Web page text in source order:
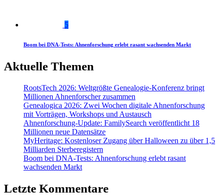
5
Boom bei DNA-Tests: Ahnenforschung erlebt rasant wachsenden Markt
Aktuelle Themen
RootsTech 2026: Weltgrößte Genealogie-Konferenz bringt
Millionen Ahnenforscher zusammen
Genealogica 2026: Zwei Wochen digitale Ahnenforschung
mit Vorträgen, Workshops und Austausch
Ahnenforschung-Update: FamilySearch veröffentlicht 18
Millionen neue Datensätze
MyHeritage: Kostenloser Zugang über Halloween zu über 1,5
Milliarden Sterberegistern
Boom bei DNA-Tests: Ahnenforschung erlebt rasant
wachsenden Markt
Letzte Kommentare